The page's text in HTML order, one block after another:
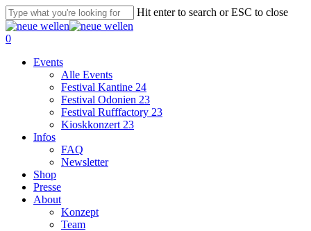
Skip
to
main
Hit enter to search or ESC to close
Close
Search
0
Events
Alle Events
Festival Kantine 24
Festival Odonien 23
Festival Rufffactory 23
Kioskkonzert 23
Infos
FAQ
Newsletter
Shop
Presse
About
Konzept
Team